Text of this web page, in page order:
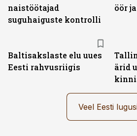
naistöötajad
suguhaiguste kontrolli
öör
Baltisakslaste elu uues
Eesti rahvusriigis
ärid
Veel Eesti